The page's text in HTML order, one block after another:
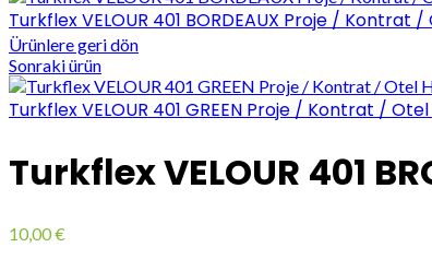
Turkflex VELOUR 401 BORDEAUX Proje / Kontrat /
Ürünlere geri dön
Sonraki ürün
Turkflex VELOUR 401 GREEN Proje / Kontrat / Otel
Turkflex VELOUR 401
10,00€